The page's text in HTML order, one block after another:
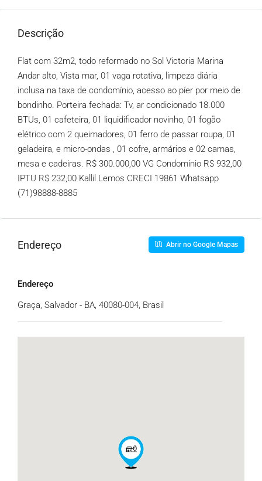
Descrição
Flat com 32m2, todo reformado no Sol Victoria Marina
Andar alto, Vista mar, 01 vaga rotativa, limpeza diária
inclusa na taxa de condomínio, acesso ao píer por meio de
bondinho. Porteira fechada: Tv, ar condicionado 18.000
BTUs, 01 cafeteira, 01 liquidificador novinho, 01 fogão
elétrico com 2 queimadores, 01 ferro de passar roupa, 01
geladeira, e micro-ondas , 01 cofre, armários e 02 camas,
mesa e cadeiras. R$ 300.000,00 VG Condomínio R$ 932,00
IPTU R$ 232,00 Kallil Lemos CRECI 19861 Whatsapp
(71)98888-8885
Endereço Abrir no Google Mapas
Endereço
Graça, Salvador - BA, 40080-004, Brasil